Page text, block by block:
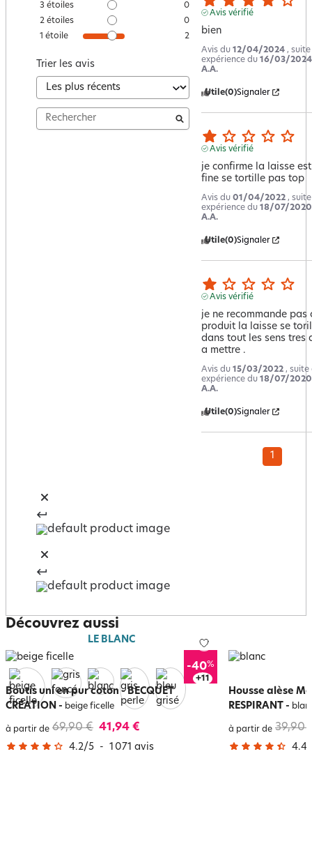
3 étoiles
0
2 étoiles
0
1 étoile 2
Trier les avis
Avis vérifié
bien
Avis du 12/04/2024 , suite
expérience du 16/03/2024
A.A.
Utile(0)Signaler
Avis vérifié
je confirme la laisse
fine se tortille pas top
Avis du 01/04/2022 ,
expérience du 18/07/2020
A.A.
Utile(0)Signaler
Avis vérifié
je ne recommande pas
produit la laisse se
dans tout les sens tres
a mettre .
Avis du 15/03/2022 , suite
expérience du 18/07/2020
A.A.
Utile(0)Signaler
1
Découvrez aussi
LE BLANC
-40%
+15
Boutis uni en pur coton - BECQUET
CRÉATION - beige ficelle
à partir de 69,90 € 41,94 €
4.2/5 - 1 071 avis
Housse alèse
RESPIRANT -
à partir de 39,90
4.4